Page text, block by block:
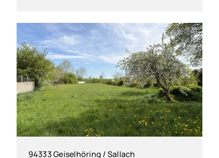
94333 Geiselhöring / Sallach